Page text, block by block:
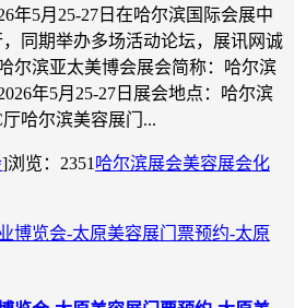
年5月25-27日在哈尔滨国际会展中
同期举办多场活动论坛，展讯网诚
尔滨亚太美博会展会简称：哈尔滨
年5月25-27日展会地点：哈尔滨
哈尔滨美容展门...
]浏览：2351 哈尔滨展会美容展会化